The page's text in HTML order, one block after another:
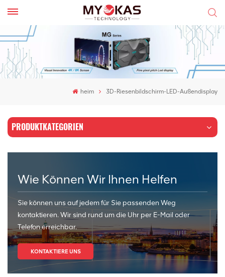
heim 3D-Riesenbildschirm-LED-Außendisplay
PRODUKTKATEGORIEN
Wie Können Wir Ihnen Helfen
Sie können uns auf jedem für Sie passenden Weg
kontaktieren. Wir sind rund um die Uhr per E-Mail oder
Telefon erreichbar.
KONTAKTIERE UNS